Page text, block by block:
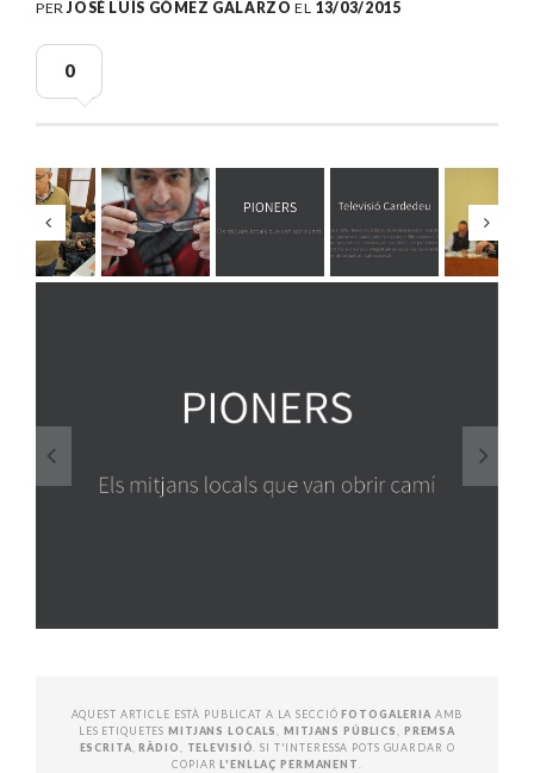
PERJOSÉ LUÍS GÓMEZ GALARZO EL 13/03/2015
0
AQUEST ARTICLE ESTÀ PUBLICAT A LA SECCIÓFOTOGALERIA AMB
LES ETIQUETESMITJANS LOCALS,MITJANS PÚBLICS, PREMSA
ESCRITA,RÀDIO, TELEVISIÓ. SI T'INTERESSA POTS GUARDAR O
COPIARL'ENLLAÇ PERMANENT.